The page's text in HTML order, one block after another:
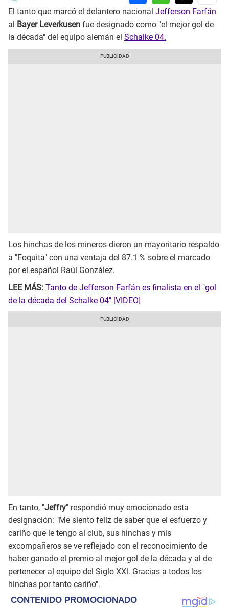
El tanto que marcó el delantero nacional Jefferson Farfán
al
Bayer Leverkusen fue designado como "el mejor gol de
la década" del equipo alemán el Schalke 04.
Los hinchas de los mineros dieron un mayoritario respaldo
a "Foquita" con una ventaja del 87.1 % sobre el marcado
por el español Raúl González.
LEE MÁS: Tanto de Jefferson Farfán es finalista en el "gol
de la década del Schalke 04" [VIDEO]
En tanto, "Jeffry" respondió muy emocionado esta
designación: "Me siento feliz de saber que el esfuerzo y
cariño que le tengo al club, sus hinchas y mis
excompañeros se ve reflejado con el reconocimiento de
haber ganado el premio al mejor gol de la década y al de
pertenecer al equipo del Siglo XXl. Gracias a todos los
hinchas por tanto cariño".